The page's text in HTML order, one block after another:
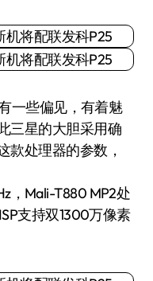
一些偏见，有着魅
三星的大胆采用确
款处理器的参数，
，Mali-T880 MP2处
支持双1300万像素